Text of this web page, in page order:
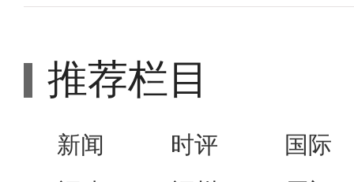
推荐栏目
新闻 时评
国际